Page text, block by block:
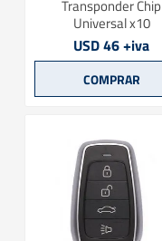
Transponder Chip
Universal x10
USD 46 +iva